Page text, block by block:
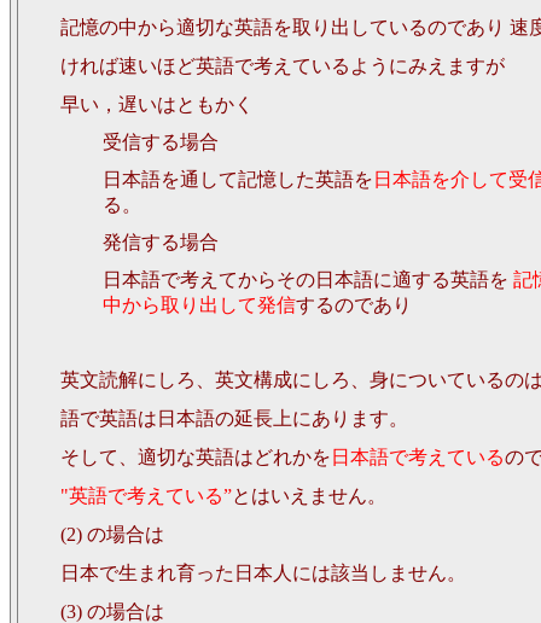
記憶の中から適切な英語を取り出しているのであり 速
ければ速いほど英語で考えているようにみえますが
早い，遅いはともかく
受信する場合
日本語を通して記憶した英語を 日本語を介して受
る。
発信する場合
日本語で考えてからその日本語に適する英語を 記
中から取り出して発信するのであり
英文読解にしろ、英文構成にしろ、身についているの
語で英語は日本語の延長上にあります。
そして、適切な英語はどれかを 日本語で考えているの
"英語で考えている”とはいえません。
(2) の場合は
日本で生まれ育った日本人には該当しません。
(3) の場合は